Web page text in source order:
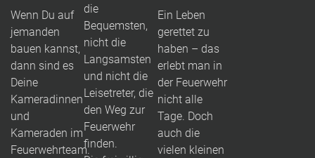
Wenn Du auf
jemanden
bauen kannst,
dann sind es
Deine
Kameradinnen
und
Kameraden im
Feuerwehrteam.
die
Bequemsten,
nicht die
Langsamsten
und nicht die
Leisetreter, die
den Weg zur
Feuerwehr
finden.
Ein Leben
gerettet zu
haben – das
erlebt man in
der Feuerwehr
nicht alle
Tage. Doch
auch die
vielen kleinen